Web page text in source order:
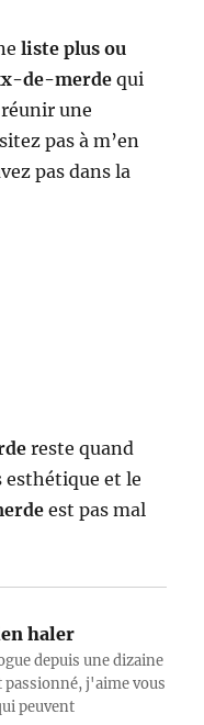
liste plus ou
de-merde qui
une
pas à m’en
pas dans la
reste quand
esthétique et le
est pas mal
haler
depuis une dizaine
passionné, j'aime vous
peuvent